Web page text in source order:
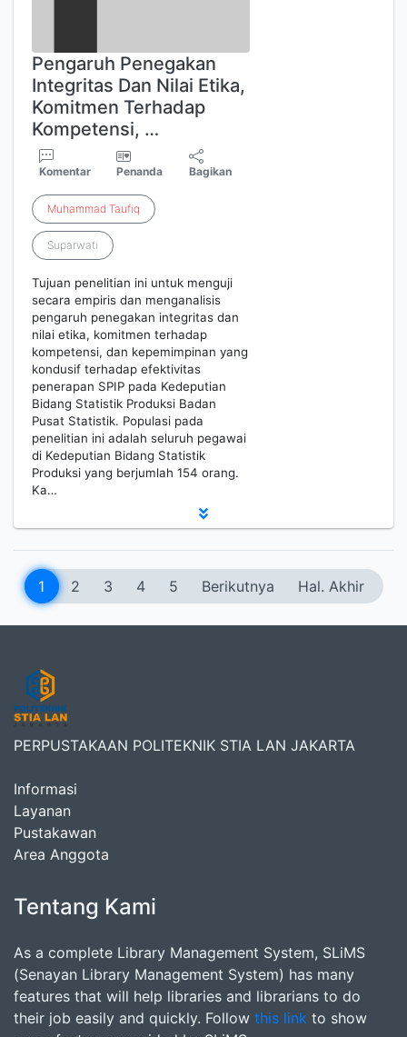
Pengaruh Penegakan
Integritas Dan Nilai Etika,
Komitmen Terhadap
Kompetensi, …
Komentar Penanda Bagikan
Muhammad Taufiq
Suparwati
Tujuan penelitian ini untuk menguji
secara empiris dan menganalisis
pengaruh penegakan integritas dan
nilai etika, komitmen terhadap
kompetensi, dan kepemimpinan yang
kondusif terhadap efektivitas
penerapan SPIP pada Kedeputian
Bidang Statistik Produksi Badan
Pusat Statistik. Populasi pada
penelitian ini adalah seluruh pegawai
di Kedeputian Bidang Statistik
Produksi yang berjumlah 154 orang.
Ka…
1 2 3 4 5 Berikutnya Hal. Akhir
PERPUSTAKAAN POLITEKNIK STIA LAN JAKARTA
Informasi
Layanan
Pustakawan
Area Anggota
Tentang Kami
As a complete Library Management System, SLiMS
(Senayan Library Management System) has many
features that will help libraries and librarians to do
their job easily and quickly. Follow this link to show